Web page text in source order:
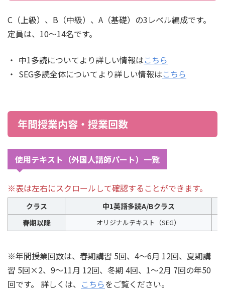
C（上級）、B（中級）、A（基礎）の3レベル編成です。
定員は、10～14名です。
中1多読についてより詳しい情報はこちら
SEG多読全体についてより詳しい情報はこちら
年間授業内容・授業回数
使用テキスト（外国人講師パート）一覧
※表は左右にスクロールして確認することができます。
クラス
中1英語多読A/Bクラス
春期以降
オリジナルテキスト（SEG）
※年間授業回数は、春期講習 5回、4～6月 12回、夏期講
習 5回×2、9～11月 12回、冬期 4回、1～2月 7回の年50
回です。 詳しくは、 こちらをご覧ください。